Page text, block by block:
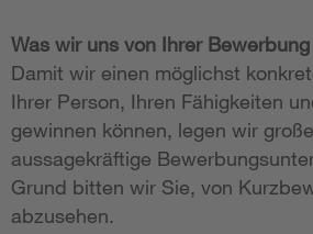
Was wir uns von Ihrer
Damit wir einen möglichst
Ihrer Person, Ihren Fähigkeiten
gewinnen können, legen wir
aussagekräftige
Grund bitten wir Sie, von
abzusehen.